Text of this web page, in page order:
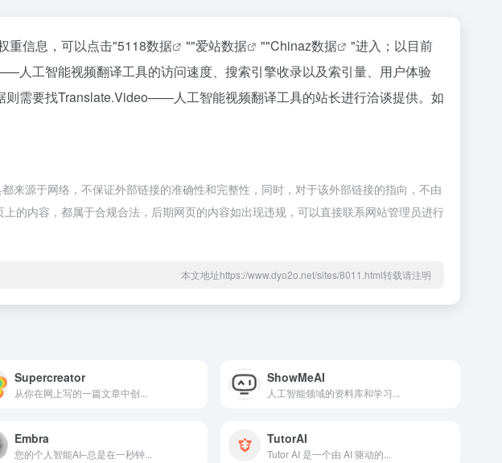
重信息，可以点击"5118数据 ""爱站数据 ""Chinaz数据
"进入；以目前
人工智能视频翻译工具的访问速度、搜索引擎收录以及索引量、用户体验
需要找Translate.Video——人工智能视频翻译工具的站长进行洽谈提供。如
源于网络，不保证外部链接的准确性和完整性，同时，对于该外部链接的指向，不由
的内容，都属于合规合法，后期网页的内容如出现违规，可以直接联系网站管理员进行
本文地址https://www.dyo2o.net/sites/8011.html转载请注明
Supercreator
从你在网上写的一篇文章中创...
ShowMeAI
人工智能领域的资料库和学习...
Embra
您的个人智能AI–总是在一秒钟...
TutorAI
Tutor AI 是一个由 AI 驱动的...